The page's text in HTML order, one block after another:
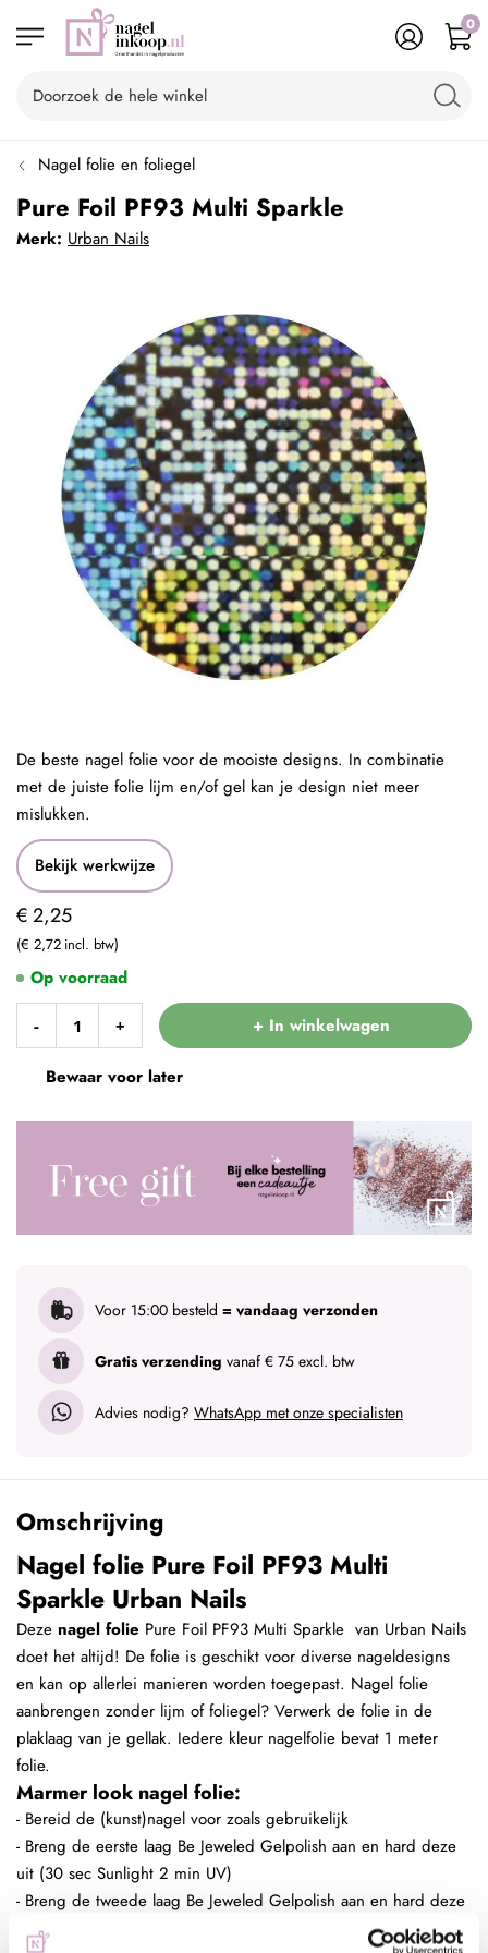
0
Nagel folie en foliegel
Pure Foil PF93 Multi Sparkle
Merk: Urban Nails
Bekijk werkwijze
€ 2,25
€ 2,72
- + + In winkelwagen
Bewaar voor later
Voor 15:00 besteld = vandaag verzonden
Gratis verzending vanaf € 75 excl. btw
Advies nodig? WhatsApp met onze specialisten
Op voorraad
De beste nagel folie voor de mooiste designs. In combinatie
met de juiste folie lijm en/of gel kan je design niet meer
mislukken.
Omschrijving
Nagel folie Pure Foil PF93 Multi
Sparkle Urban Nails
Deze nagel folie Pure Foil PF93 Multi Sparkle van Urban Nails
doet het altijd! De folie is geschikt voor diverse nageldesigns
en kan op allerlei manieren worden toegepast. Nagel folie
aanbrengen zonder lijm of foliegel? Verwerk de folie in de
plaklaag van je gellak. Iedere kleur nagelfolie bevat 1 meter
folie.
Marmer look nagel folie:
- Bereid de (kunst)nagel voor zoals gebruikelijk
- Breng de eerste laag Be Jeweled Gelpolish aan en hard deze
uit (30 sec Sunlight 2 min UV)
- Breng de tweede laag Be Jeweled Gelpolish aan en hard deze
uit (30 sec Sunlight 2 min UV)